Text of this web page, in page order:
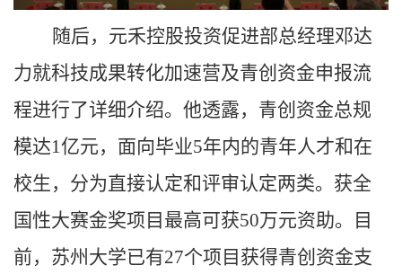
随后，元禾控股投资促进部总经理邓达
力就科技成果转化加速营及青创资金申报流
程进行了详细介绍。他透露，青创资金总规
模达1亿元，面向毕业5年内的青年人才和在
校生，分为直接认定和评审认定两类。获全
国性大赛金奖项目最高可获50万元资助。目
前，苏州大学已有27个项目获得青创资金支